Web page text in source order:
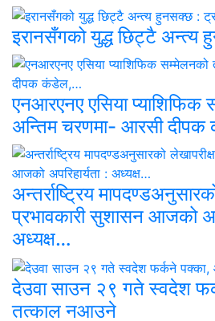
इरानसँगको युद्ध छिट्टै अन्त्य
एनआरएनए एसिया प्याशिफिक
अन्तिम चरणमा- आरसी
अन्तर्राष्ट्रिय
प्रभावकारी सुशासन आजको
अध्यक्ष…
देउवा साउन २९ गते स्वदेश
तत्काल नआउने